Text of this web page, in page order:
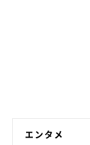
エンタメ